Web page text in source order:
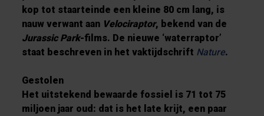
kop tot staarteinde een kleine 80 cm lang, is
nauw verwant aan Velociraptor, bekend van de
Jurassic Park-films. De nieuwe ‘waterraptor’
staat beschreven in het vaktijdschrift Nature.
Gestolen
Het uitstekend bewaarde fossiel is 71 tot 75
miljoen jaar oud: dat is het late krijt, een paar